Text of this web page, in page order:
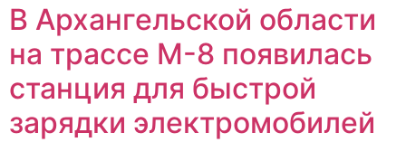
В Архангельской области
на трассе М-8 появилась
станция для быстрой
зарядки электромобилей